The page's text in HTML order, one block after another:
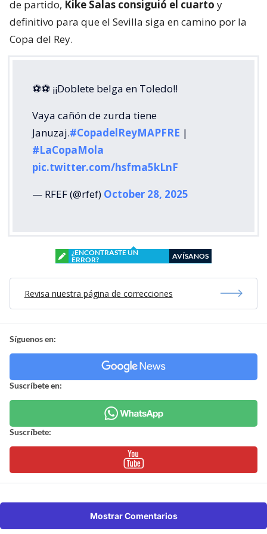
de partido, Kike Salas consiguió el cuarto y
definitivo para que el Sevilla siga en camino por la
Copa del Rey.
⚽️⚽️ ¡¡Doblete belga en Toledo!!
Vaya cañón de zurda tiene
Januzaj.#CopadelReyMAPFRE |
#LaCopaMola
pic.twitter.com/hsfma5kLnF
— RFEF (@rfef) October 28, 2025
¿ENCONTRASTE UN
ERROR?
AVÍSANOS
Revisa nuestra página de correcciones
Síguenos en:
Suscríbete en:
Suscríbete:
Mostrar Comentarios